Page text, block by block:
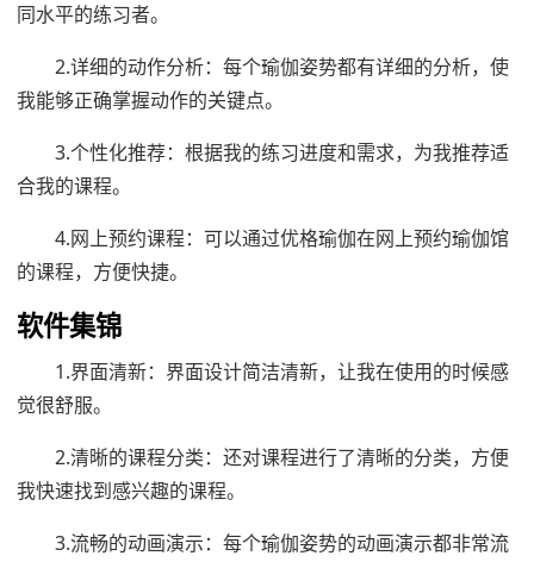
同水平的练习者。
2.详细的动作分析：每个瑜伽姿势都有详细的分析，使
我能够正确掌握动作的关键点。
3.个性化推荐：根据我的练习进度和需求，为我推荐适
合我的课程。
4.网上预约课程：可以通过优格瑜伽在网上预约瑜伽馆
的课程，方便快捷。
软件集锦
1.界面清新：界面设计简洁清新，让我在使用的时候感
觉很舒服。
2.清晰的课程分类：还对课程进行了清晰的分类，方便
我快速找到感兴趣的课程。
3.流畅的动画演示：每个瑜伽姿势的动画演示都非常流